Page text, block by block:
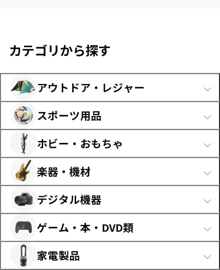
カテゴリから探す
アウトドア・レジャー
テント・タープ（746）
ランタン・バーナー（886）
テーブル・チェア（765）
シュラフ・マット（297）
クッカー・調理器具
ジャグ・クーラーボックス（297）
焚火台・グリル（156）
登山・トレッキング（389）
アウトドアウェア・ギア（493）
その他のアウトドア用品
スポーツ用品
釣り・フィッシング（472）
自転車・サイクリング（70）
ゴルフ（2,358）
野球（1,763）
サッカー（1,681）
フィットネス・トレーニング（205）
ストリートスポーツ
（58）
ウィンタースポーツ
ホビー・おもちゃ
フィギュア・ドール
アニメ・キャラクターグッズ（1,126）
ミニカー（1,590）
Nゲージ・鉄道模型（730）
ラジコン（93）
プラモデル・模型（1,636）
レトロホビー（998）
楽器・機材
ギター・ベース （1,502）
エフェクター・アンプ（807）
管楽器（64）
ヴァイオリン・ヴィオラ類（16）
ウクレレ（54）
デジタル機器
スピーカー・オーディオ機器（517）
イヤホン・ヘッドフォン（1,115）
カメラ・ビデオカメラ
ゲーム・本・DVD類
ゲーム・ソフト（3,357）
DVD・Blu-ray・CDメディア類（148）
家電製品